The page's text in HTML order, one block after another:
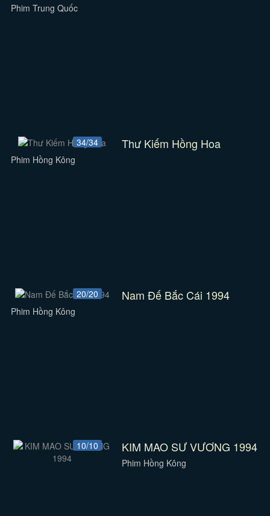
Phim Trung Quốc
34/34 Thư Kiếm Hồng Hoa
Phim Hồng Kông
20/20 Nam Đế Bắc Cái 1994
Phim Hồng Kông
10/10 KIM MAO SƯ VƯƠNG 1994
Phim Hồng Kông